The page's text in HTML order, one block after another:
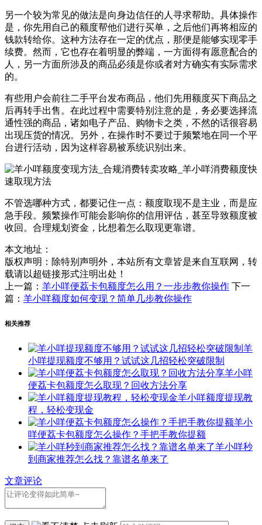
另一个较为常见的做法是向身边信任的人寻求帮助。具体操作
是，你先用自己的额度帮他们进行买单，之后他们再将相应的
钱款转给你。这种方法存在一定的优点，那便是能够实现零手
续费。然而，它也存在着明显的弊端，一方面得有愿意配合的
人，另一方面所涉及的商品必须是你或者对方确实有实际需求
的。
有些用户会前往二手平台发布商品，他们先用额度买下商品之
后再转手出售。在此过程中需要特别注意的是，务必要选择流
通性强的商品，诸如电子产品、购物卡之类，不然的话很容易
出现压货的情况。另外，在操作时不要过于频繁地在同一个平
台进行活动，因为这样容易被系统识别出来。
不管选哪种方式，都要记住一点：额度取现不是主业，而是应
急手段。频繁操作可能会影响你的信用评估，甚至导致额度被
收回。合理规划资金，比想着怎么取现更靠谱。
本文地址：
版权声明： 除特别声明外，本站所有文章皆是来自互联网，转
载请以超链接形式注明出处！
上一篇： 羊小咩便荔卡包额度怎么用？一步步教你操作 下一
篇： 羊小咩额度如何变现？简单几步教你操作
相关推荐
羊
小咩提现额度不够用？试试这几招轻松突破限制
羊小咩
便荔卡包额度怎么取现？回收方法分享
羊小咩额度提现教
程，轻松变现金
羊小
咩便荔卡包额度怎么操作？手把手教你提额
羊小咩秒
到商家推荐怎么找？靠谱名单来了
文章评论